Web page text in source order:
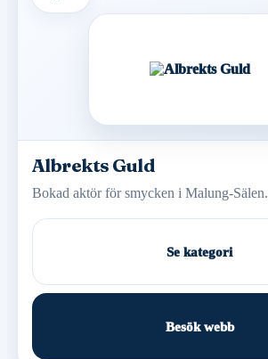
Albrekts Guld
Bokad aktör för smycken i Malung-Sälen.
Se kategori
Besök webb